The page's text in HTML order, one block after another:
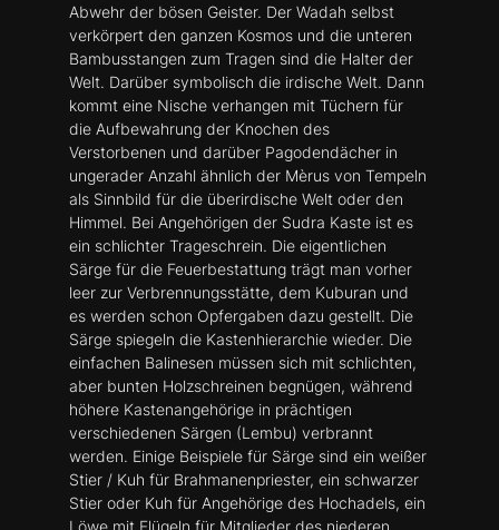
Abwehr der bösen Geister. Der Wadah selbst
verkörpert den ganzen Kosmos und die unteren
Bambusstangen zum Tragen sind die Halter der
Welt. Darüber symbolisch die irdische Welt. Dann
kommt eine Nische verhangen mit Tüchern für
die Aufbewahrung der Knochen des
Verstorbenen und darüber Pagodendächer in
ungerader Anzahl ähnlich der Mèrus von Tempeln
als Sinnbild für die überirdische Welt oder den
Himmel. Bei Angehörigen der Sudra Kaste ist es
ein schlichter Trageschrein. Die eigentlichen
Särge für die Feuerbestattung trägt man vorher
leer zur Verbrennungsstätte, dem Kuburan und
es werden schon Opfergaben dazu gestellt. Die
Särge spiegeln die Kastenhierarchie wieder. Die
einfachen Balinesen müssen sich mit schlichten,
aber bunten Holzschreinen begnügen, während
höhere Kastenangehörige in prächtigen
verschiedenen Särgen (Lembu) verbrannt
werden. Einige Beispiele für Särge sind ein weißer
Stier / Kuh für Brahmanenpriester, ein schwarzer
Stier oder Kuh für Angehörige des Hochadels, ein
Löwe mit Flügeln für Mitglieder des niederen